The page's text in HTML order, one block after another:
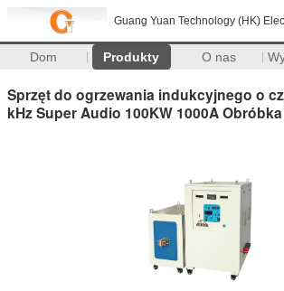
Guang Yuan Technology (HK)
Dom Produkty O nas
Sprzęt do ogrzewania indukcyjnego o
kHz Super Audio 100KW 1000A